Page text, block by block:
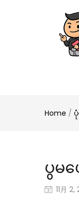
Home /
ပွမ
11月